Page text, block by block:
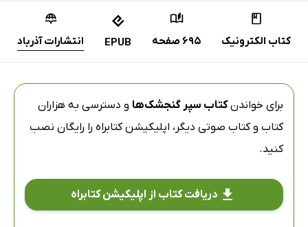
کتاب الکترونیک 695 صفحه EPUB انتشارات آذرباد
برای خواندنکتاب سپر گنجشک‌ها و دسترسی به هزاران
کتاب و کتاب صوتی دیگر، اپلیکیشن کتابراه را رایگان نصب
کنید.
دریافت کتاب از اپلیکیشن کتابراه